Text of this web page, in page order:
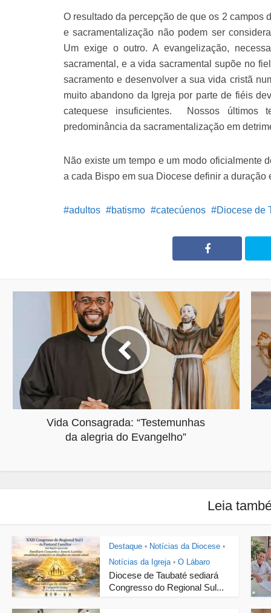
O resultado da percepção de que os 2 campos
e sacramentalização não podem ser
Um exige o outro. A evangelização,
sacramental, e a vida sacramental supõe no
sacramento e desenvolver a sua vida cristã
muito abandono da Igreja por parte de fiéis
catequese insuficientes. Nossos últimos
predominância da sacramentalização em
Não existe um tempo e um modo oficialmente
a cada Bispo em sua Diocese definir a duração
adultos batismo catecúenos Diocese de
Vida Consagrada: “Testemunhas
da alegria do Evangelho”
Leia
Destaque • Notícias da Diocese •
Notícias da Igreja • O Lábaro
Diocese de Taubaté sediará
Congresso do Regional Sul...